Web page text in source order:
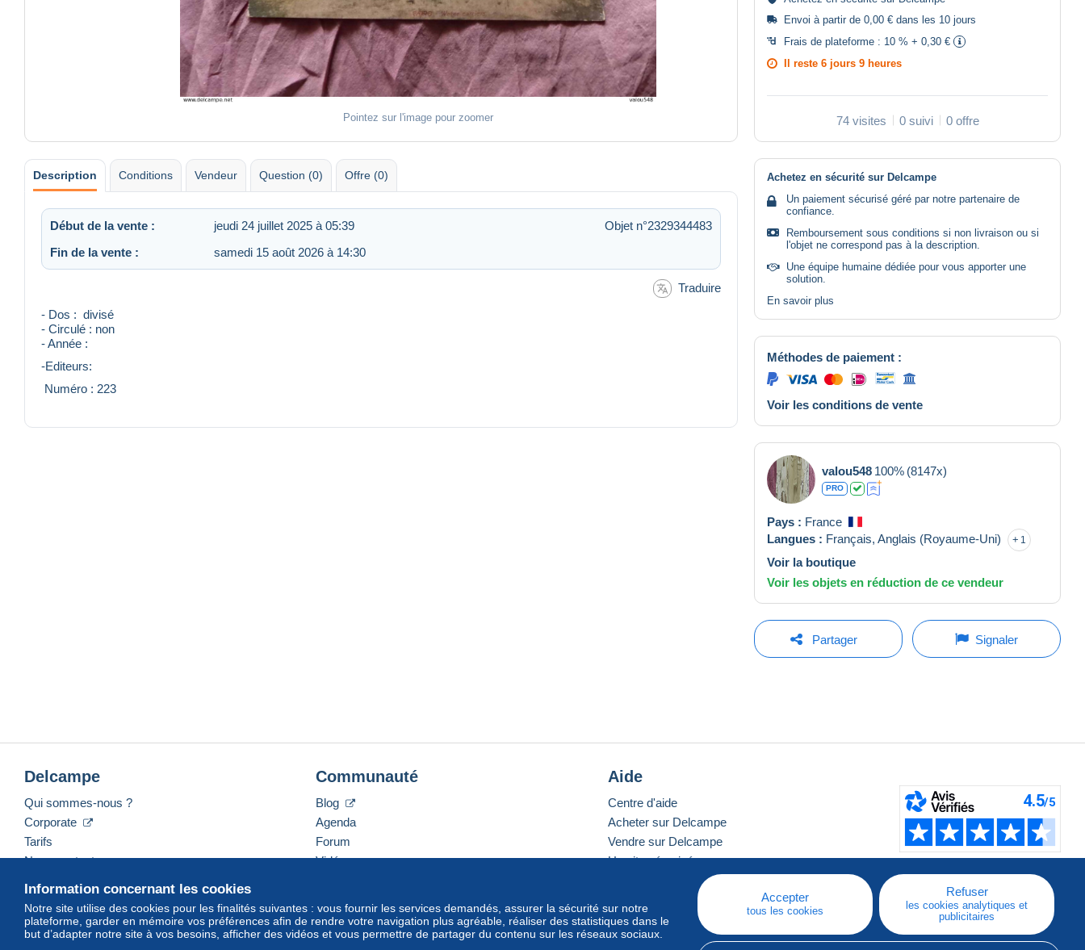
Pointez sur l'image pour zoomer
Envoi à partir de 0,00 € dans les 10 jours
Frais de plateforme : 10 % + 0,30 €
Il reste 6 jours 9 heures
74 visites 0 suivi 0 offre
Description Conditions Vendeur Question (0) Offre (0)
Début de la vente : jeudi 24 juillet 2025 à 05:39
Objet n°2329344483
Fin de la vente :
samedi 15 août 2026 à 14:30
Traduire
- Dos : divisé
- Circulé : non
- Année :
-Editeurs:
Numéro : 223
Achetez en sécurité sur Delcampe
Un paiement sécurisé géré par notre partenaire de
confiance.
Remboursement sous conditions si non livraison ou si
l'objet ne correspond pas à la description.
Une équipe humaine dédiée pour vous apporter une
solution.
En savoir plus
Méthodes de paiement :
Voir les conditions de vente
valou548 100% (8147x)
PRO
Pays : France
Langues : Français, Anglais (Royaume-Uni) 1
Voir la boutique
Voir les objets en réduction de ce vendeur
Partager Signaler
Information concernant les cookies
Notre site utilise des cookies pour les finalités suivantes : vous fournir les services demandés, assurer la sécurité sur notre
plateforme, garder en mémoire vos préférences afin de rendre votre navigation plus agréable, réaliser des statistiques dans le
but d’adapter notre site à vos besoins, afficher des vidéos et vous permettre de partager du contenu sur les réseaux sociaux.
Accepter
tous les cookies
Refuser
les cookies analytiques et
publicitaires
Delcampe
Qui sommes-nous ?
Corporate
Tarifs
Nous contacter
Communauté
Blog
Agenda
Forum
Vidéos
Aide
Centre d'aide
Acheter sur Delcampe
Vendre sur Delcampe
Un site sécurisé
Français USD America/Indiana/Vevay Mode standard